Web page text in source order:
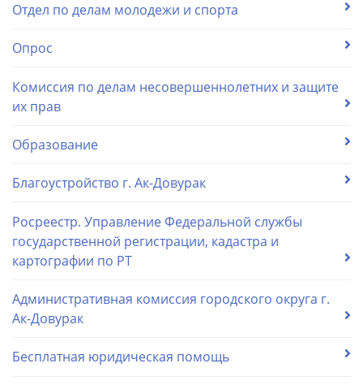
Отдел по делам молодежи и спорта
Опрос
Комиссия по делам несовершеннолетних и защите
их прав
Образование
Благоустройство г. Ак-Довурак
Росреестр. Управление Федеральной службы
государственной регистрации, кадастра и
картографии по РТ
Административная комиссия городского округа г.
Ак-Довурак
Бесплатная юридическая помощь